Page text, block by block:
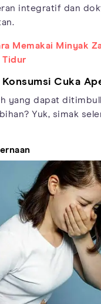
integratif dan
Memakai Minyak
Tidur
Konsumsi Cuka
yang dapat
Yuk, simak